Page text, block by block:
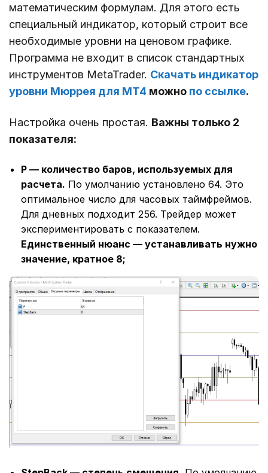
математическим формулам. Для этого есть
специальный индикатор, который строит все
необходимые уровни на ценовом графике.
Программа не входит в список стандартных
инструментов MetaTrader. Скачать индикатор
уровни Мюррея для МТ4 можно по ссылке.
Настройка очень простая. Важны только 2
показателя:
Р ― количество баров, используемых для
расчета. По умолчанию установлено 64. Это
оптимальное число для часовых таймфреймов.
Для дневных подходит 256. Трейдер может
экспериментировать с показателем.
Единственный нюанс ― устанавливать нужно
значение, кратное 8;